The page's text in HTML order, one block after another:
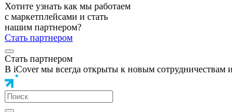
Хотите узнать как мы работаем
с маркетплейсами и стать
нашим партнером?
Стать партнером
Стать партнером
В iCover мы всегда открыты к новым сотрудничествам